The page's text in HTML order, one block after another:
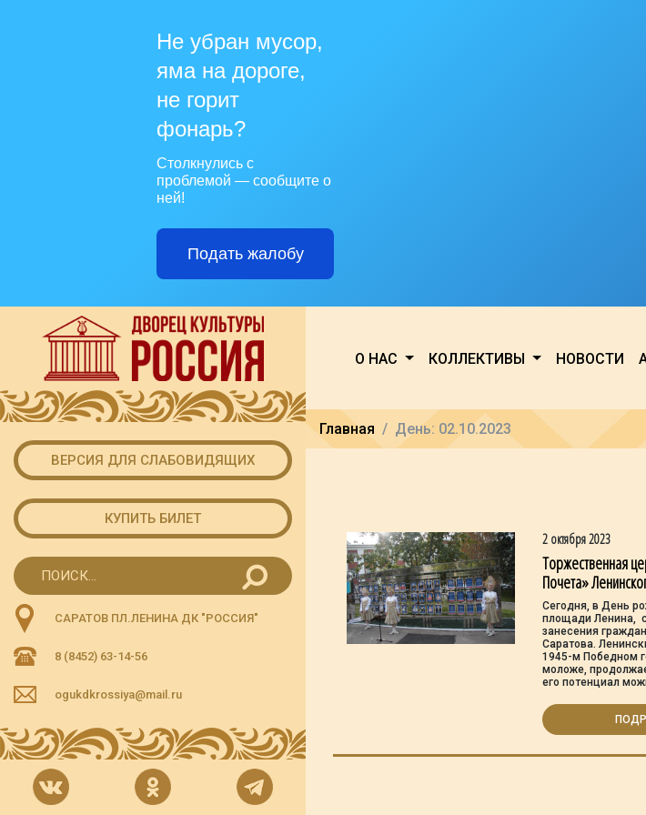
Не убран мусор,
яма на дороге,
не горит
фонарь?
Столкнулись с
проблемой — сообщите о
ней!
Подать жалобу
ВЕРСИЯ ДЛЯ СЛАБОВИДЯЩИХ
КУПИТЬ БИЛЕТ
САРАТОВ ПЛ.ЛЕНИНА ДК "РОССИЯ"
8 (8452) 63-14-56
ogukdkrossiya@mail.ru
О НАС КОЛЛЕКТИВЫ НОВОСТИ
Главная День: 02.10.2023
2 октября 2023
Торжественная
Почета»
Сегодня, в День
площади Ленина,
занесения
Саратова.
1945-м Победном
моложе,
его потенциал